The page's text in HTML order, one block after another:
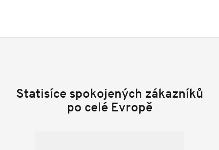
Statisíce spokojených zákazníků
po celé Evropě